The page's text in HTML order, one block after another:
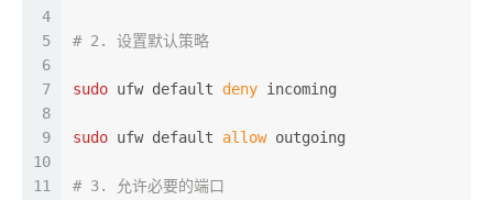
4
5
6
7
8
9
10
11
# 2. 设置默认策略
sudo ufw default deny incoming
sudo ufw default allow outgoing
# 3. 允许必要的端口